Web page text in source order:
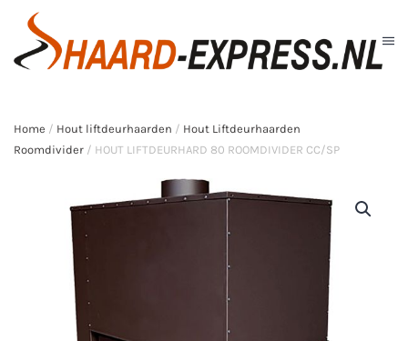
Skip to main content
Home / Hout liftdeurhaarden / Hout Liftdeurhaarden
Roomdivider / HOUT LIFTDEURHARD 80 ROOMDIVIDER CC/SP